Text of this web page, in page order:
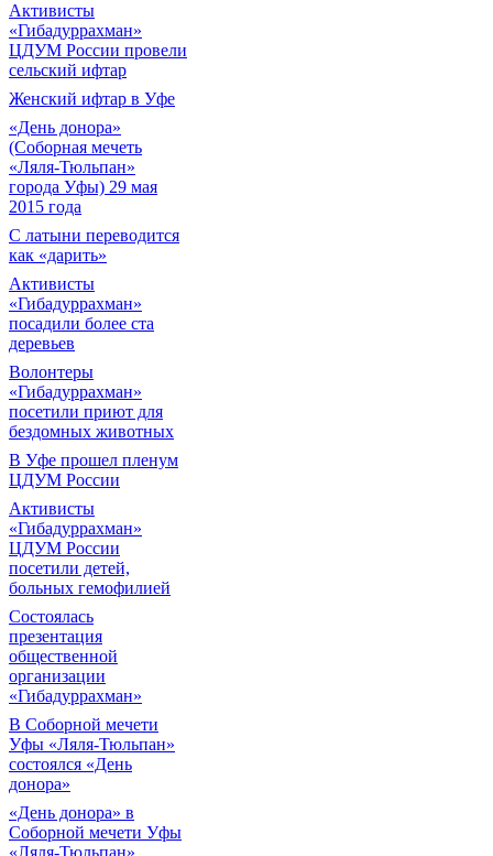
Активисты
«Гибадуррахман»
ЦДУМ России провели
сельский ифтар
Женский ифтар в Уфе
«День донора»
(Соборная мечеть
«Ляля-Тюльпан»
города Уфы) 29 мая
2015 года
С латыни переводится
как «дарить»
Активисты
«Гибадуррахман»
посадили более ста
деревьев
Волонтеры
«Гибадуррахман»
посетили приют для
бездомных животных
В Уфе прошел пленум
ЦДУМ России
Активисты
«Гибадуррахман»
ЦДУМ России
посетили детей,
больных гемофилией
Состоялась
презентация
общественной
организации
«Гибадуррахман»
В Соборной мечети
Уфы «Ляля-Тюльпан»
состоялся «День
донора»
«День донора» в
Соборной мечети Уфы
«Ляля-Тюльпан»